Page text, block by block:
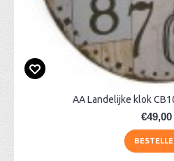
AA Landelijke klok
€49,00